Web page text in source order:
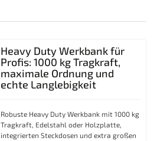
Heavy Duty Werkbank für
Profis: 1000 kg Tragkraft,
maximale Ordnung und
echte Langlebigkeit
Robuste Heavy Duty Werkbank mit 1000 kg
Tragkraft, Edelstahl oder Holzplatte,
integrierten Steckdosen und extra großen